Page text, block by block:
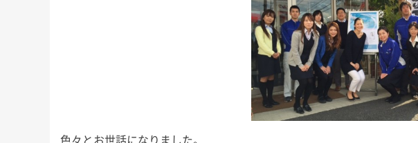
色々とお世話になりました。